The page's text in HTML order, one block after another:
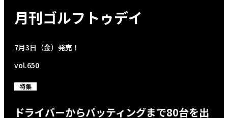
月刊ゴルフトゥデイ
7月3日（金）発売！
vol.650
特集
ドライバーからパッティングまで80台を出